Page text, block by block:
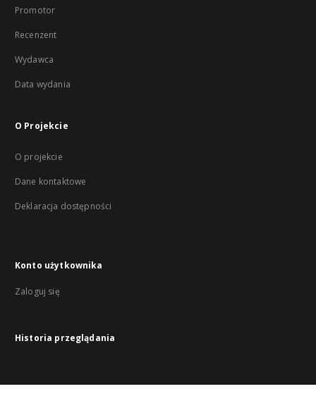
Promotor
Recenzent
Wydawca
Data wydania
O Projekcie
O projekcie
Dane kontaktowe
Deklaracja dostępności
Konto użytkownika
Zaloguj się
Historia przeglądania